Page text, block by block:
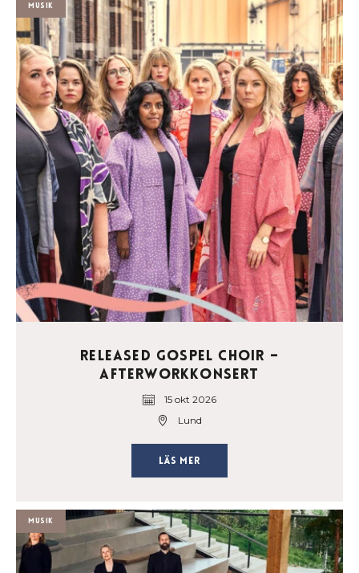
Musik
Released Gospel Choir –
Afterworkkonsert
15 okt 2026
Lund
Läs mer
Musik